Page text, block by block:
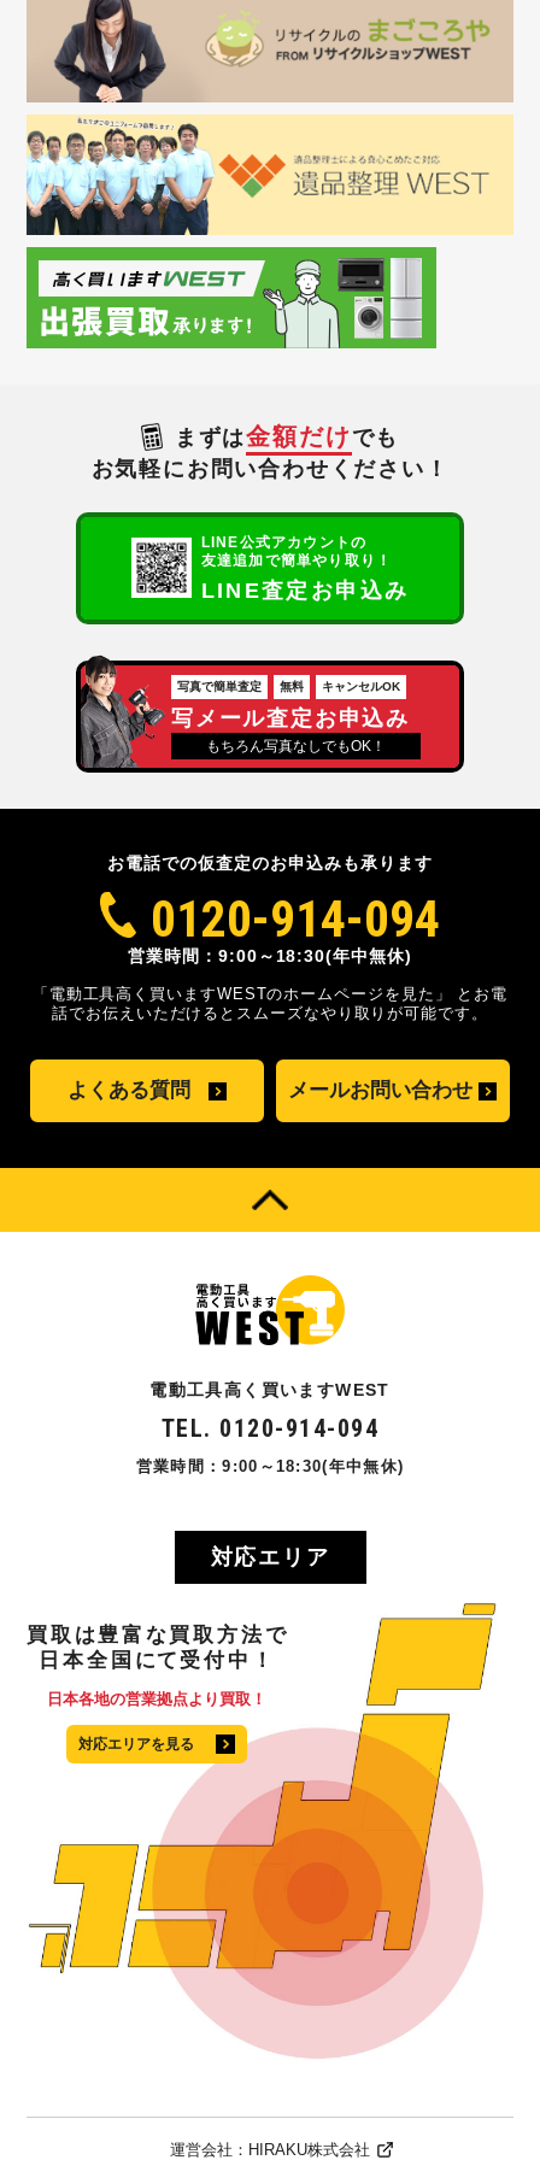
まずは金額だけ でも
お気軽にお問い合わせください！
LINE公式アカウントの
友達追加で簡単やり取り！
LINE査定お申込み
写真で簡単査定 無料 キャンセルOK
写メール査定お申込み
もちろん写真なしでもOK！
お電話での仮査定のお申込みも承ります
0120-914-094
営業時間：9:00～18:30(年中無休)
「電動工具高く買いますWESTのホームページを見た」
とお電
話でお伝えいただけるとスムーズなやり取りが可能です。
よくある質問 メールお問い合わせ
電動工具高く買いますWEST
TEL. 0120-914-094
営業時間：9:00～18:30(年中無休)
対応エリア
買取 は 豊富な買取方法で
日本全国 にて 受付中！
日本各地の営業拠点より買取！
対応エリアを見る
運営会社： HIRAKU株式会社